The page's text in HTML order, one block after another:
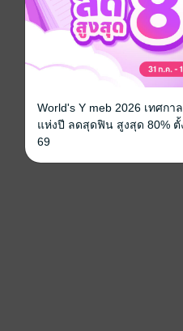
World's Y meb 2026 เทศก
แห่งปี ลดสุดฟิน สูงสุด 80% ตั้
69